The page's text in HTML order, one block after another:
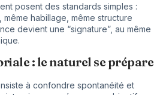
posent des standards simples :
habillage, même structure
devient une “signature”, au même
: le naturel se prépare
à confondre spontanéité et